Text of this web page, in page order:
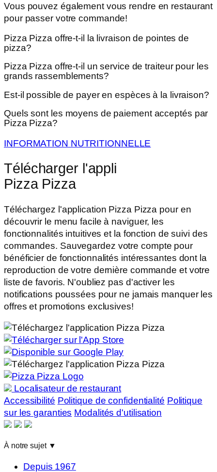
Vous pouvez également vous rendre en restaurant
pour passer votre commande!
Pizza Pizza offre-t-il la livraison de pointes de
pizza?
Pizza Pizza offre-t-il un service de traiteur pour les
grands rassemblements?
Est-il possible de payer en espèces à la livraison?
Quels sont les moyens de paiement acceptés par
Pizza Pizza?
INFORMATION NUTRITIONNELLE
Télécharger l'appli
Pizza Pizza
Téléchargez l'application Pizza Pizza pour en
découvrir le menu facile à naviguer, les
fonctionnalités intuitives et la fonction de suivi des
commandes. Sauvegardez votre compte pour
bénéficier de fonctionnalités intéressantes dont la
reproduction de votre dernière commande et votre
liste de favoris. N'oubliez pas d'activer les
notifications poussées pour ne jamais manquer les
offres et promotions exclusives!
Localisateur de restaurant
Accessibilité Politique de confidentialité Politique
sur les garanties Modalités d'utilisation
À notre sujet ▼
Depuis 1967